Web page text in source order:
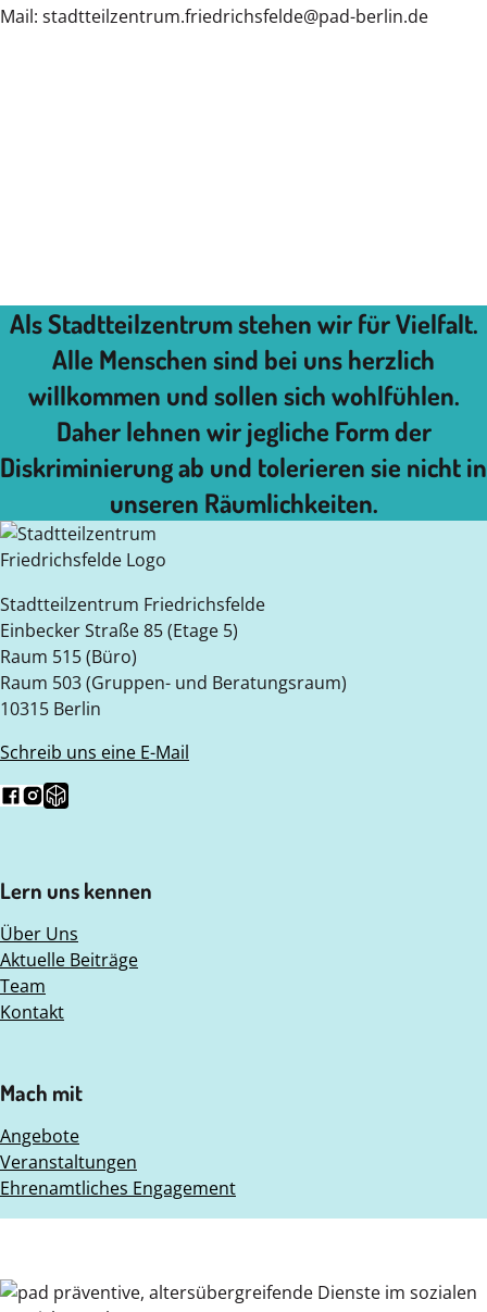
Mail: stadtteilzentrum.friedrichsfelde@pad-berlin.de
Als Stadtteilzentrum stehen wir für Vielfalt.
Alle Menschen sind bei uns herzlich
willkommen und sollen sich wohlfühlen.
Daher lehnen wir jegliche Form der
Diskriminierung ab und tolerieren sie nicht in
unseren Räumlichkeiten.
Stadtteilzentrum Friedrichsfelde
Einbecker Straße 85 (Etage 5)
Raum 515 (Büro)
Raum 503 (Gruppen- und Beratungsraum)
10315 Berlin
Schreib uns eine E-Mail
Folg uns auf Facebook
Folg uns auf Instagram
Folge uns auf Nebenan.de
Lern uns kennen
Über Uns
Aktuelle Beiträge
Team
Kontakt
Mach mit
Angebote
Veranstaltungen
Ehrenamtliches Engagement